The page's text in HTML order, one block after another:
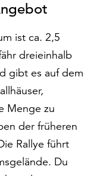
ist ca. 2,5
dreieinhalb
gibt es auf dem
Menge zu
der früheren
Rallye führt
Du